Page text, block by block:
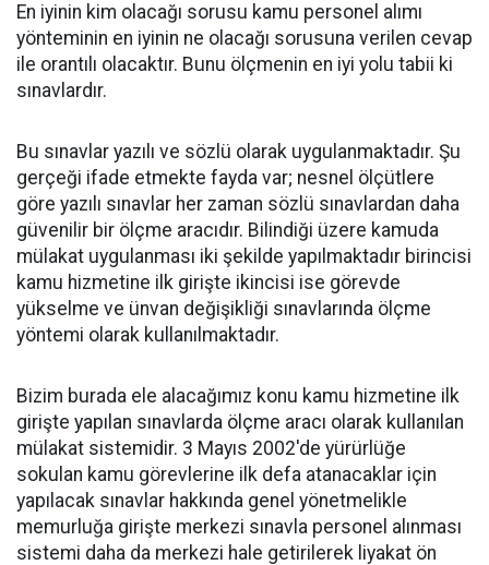
En iyinin kim olacağı sorusu kamu personel alımı
yönteminin en iyinin ne olacağı sorusuna verilen cevap
ile orantılı olacaktır. Bunu ölçmenin en iyi yolu tabii ki
sınavlardır.
Bu sınavlar yazılı ve sözlü olarak uygulanmaktadır. Şu
gerçeği ifade etmekte fayda var; nesnel ölçütlere
göre yazılı sınavlar her zaman sözlü sınavlardan daha
güvenilir bir ölçme aracıdır. Bilindiği üzere kamuda
mülakat uygulanması iki şekilde yapılmaktadır birincisi
kamu hizmetine ilk girişte ikincisi ise görevde
yükselme ve ünvan değişikliği sınavlarında ölçme
yöntemi olarak kullanılmaktadır.
Bizim burada ele alacağımız konu kamu hizmetine ilk
girişte yapılan sınavlarda ölçme aracı olarak kullanılan
mülakat sistemidir. 3 Mayıs 2002'de yürürlüğe
sokulan kamu görevlerine ilk defa atanacaklar için
yapılacak sınavlar hakkında genel yönetmelikle
memurluğa girişte merkezi sınavla personel alınması
sistemi daha da merkezi hale getirilerek liyakat ön